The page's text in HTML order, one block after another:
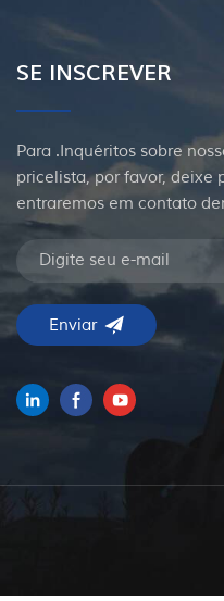
SE INSCREVER
Para .Inquéritos sobre
pricelista, por favor, deixe
entraremos em contato